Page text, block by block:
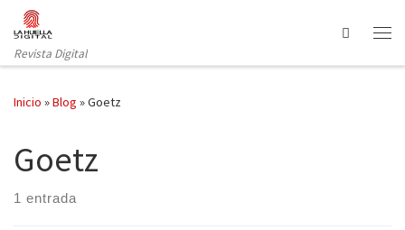
Saltar al contenido
Revista Digital
Search
Inicio »Blog »Goetz
Goetz
1 entrada